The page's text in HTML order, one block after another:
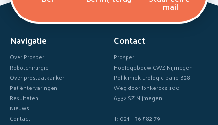
mail
Navigatie
Over Prosper
Robotchirurgie
Over prostaatkanker
Patiëntervaringen
Resultaten
Nieuws
Contact
Contact
Prosper
Hoofdgebouw CWZ Nijmegen
Polikliniek urologie balie B28
Weg door Jonkerbos 100
6532 SZ Nijmegen
T: 024 - 36 582 79